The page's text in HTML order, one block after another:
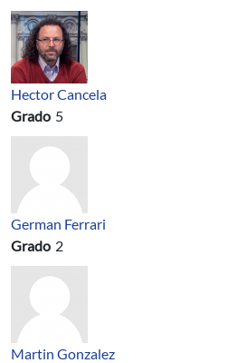
Hector Cancela
Grado 5
German Ferrari
Grado 2
Martin Gonzalez